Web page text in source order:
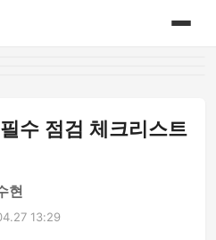
수 점검 체크리스트
현
13:29